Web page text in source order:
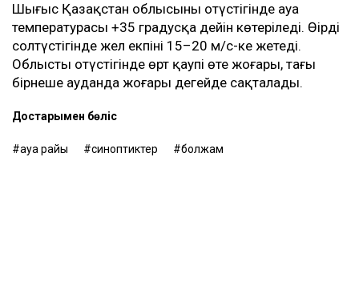
Шығыс Қазақстан облысының оңтүстігінде ауа
температурасы +35 градусқа дейін көтеріледі. Өңірдің
солтүстігінде жел екпіні 15–20 м/с-ке жетеді.
Облыстың оңтүстігінде өрт қаупі өте жоғары, тағы
бірнеше ауданда жоғары деңгейде сақталады.
Достарыңмен бөліс
ауа райы синоптиктер болжам